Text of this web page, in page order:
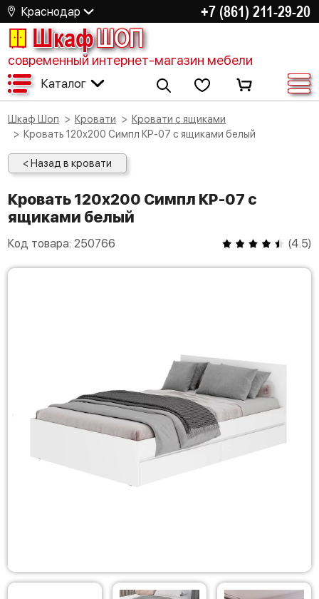
Краснодар +7 (861) 211-29-20
ШкафШОП
современный интернет-магазин мебели
Каталог
Шкаф Шоп Кровати
Кровати с ящиками
Кровать 120х200 Симпл КР-07 с ящиками белый
< Назад в кровати
Кровать 120х200 Симпл КР-07 с
ящиками белый
Код товара: 250766 (4.5)